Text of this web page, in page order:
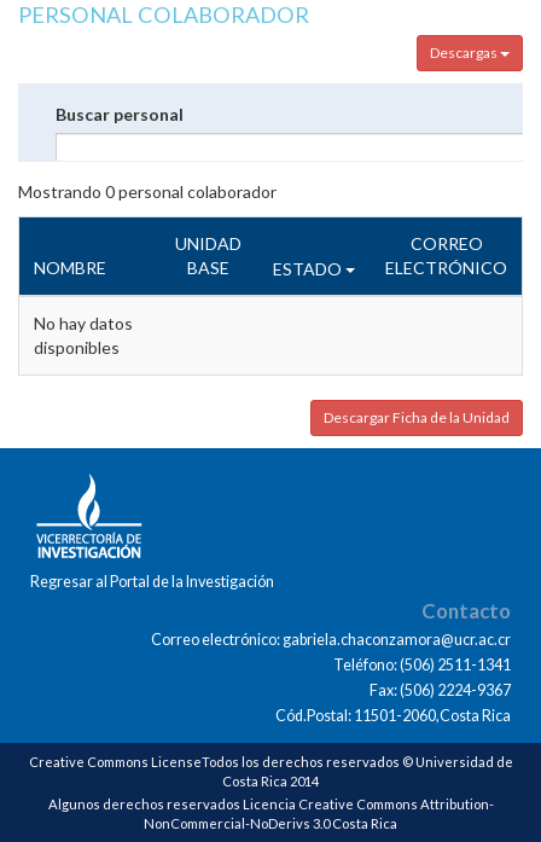
PERSONAL COLABORADOR
Descargas
Buscar personal
Mostrando 0personal colaborador
NOMBRE
UNIDAD
BASE
ESTADO
CORREO
ELECTRÓNICO
No hay datos
disponibles
Descargar Ficha de la Unidad
Regresar al Portal de la Investigación
Contacto
Correo electrónico: gabriela.chaconzamora@ucr.ac.cr
Teléfono: (506) 2511-1341
Fax: (506) 2224-9367
Cód.Postal: 11501-2060,Costa Rica
Creative Commons LicenseTodos los derechos reservados © Universidad de
Costa Rica 2014
Algunos derechos reservados Licencia Creative Commons Attribution-
NonCommercial-NoDerivs 3.0 Costa Rica